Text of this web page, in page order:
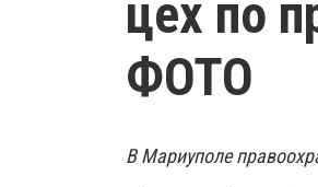
цех по
ФОТО
В Мариуполе